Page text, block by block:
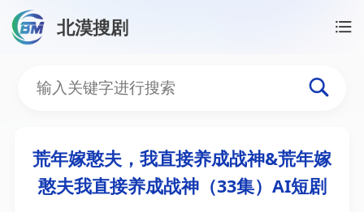
北漠搜剧
荒年嫁憨夫，我直接养
荒年嫁憨夫，我直接养成战神&荒年嫁
憨夫我直接养成战神（33集）AI短剧